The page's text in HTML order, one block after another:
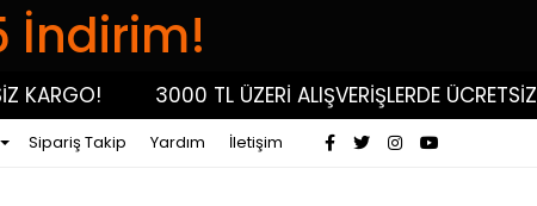
İndirim!
3000 TL ÜZERİ ALIŞVERİŞLERDE ÜCRETSİZ
Sipariş Takip Yardım İletişim